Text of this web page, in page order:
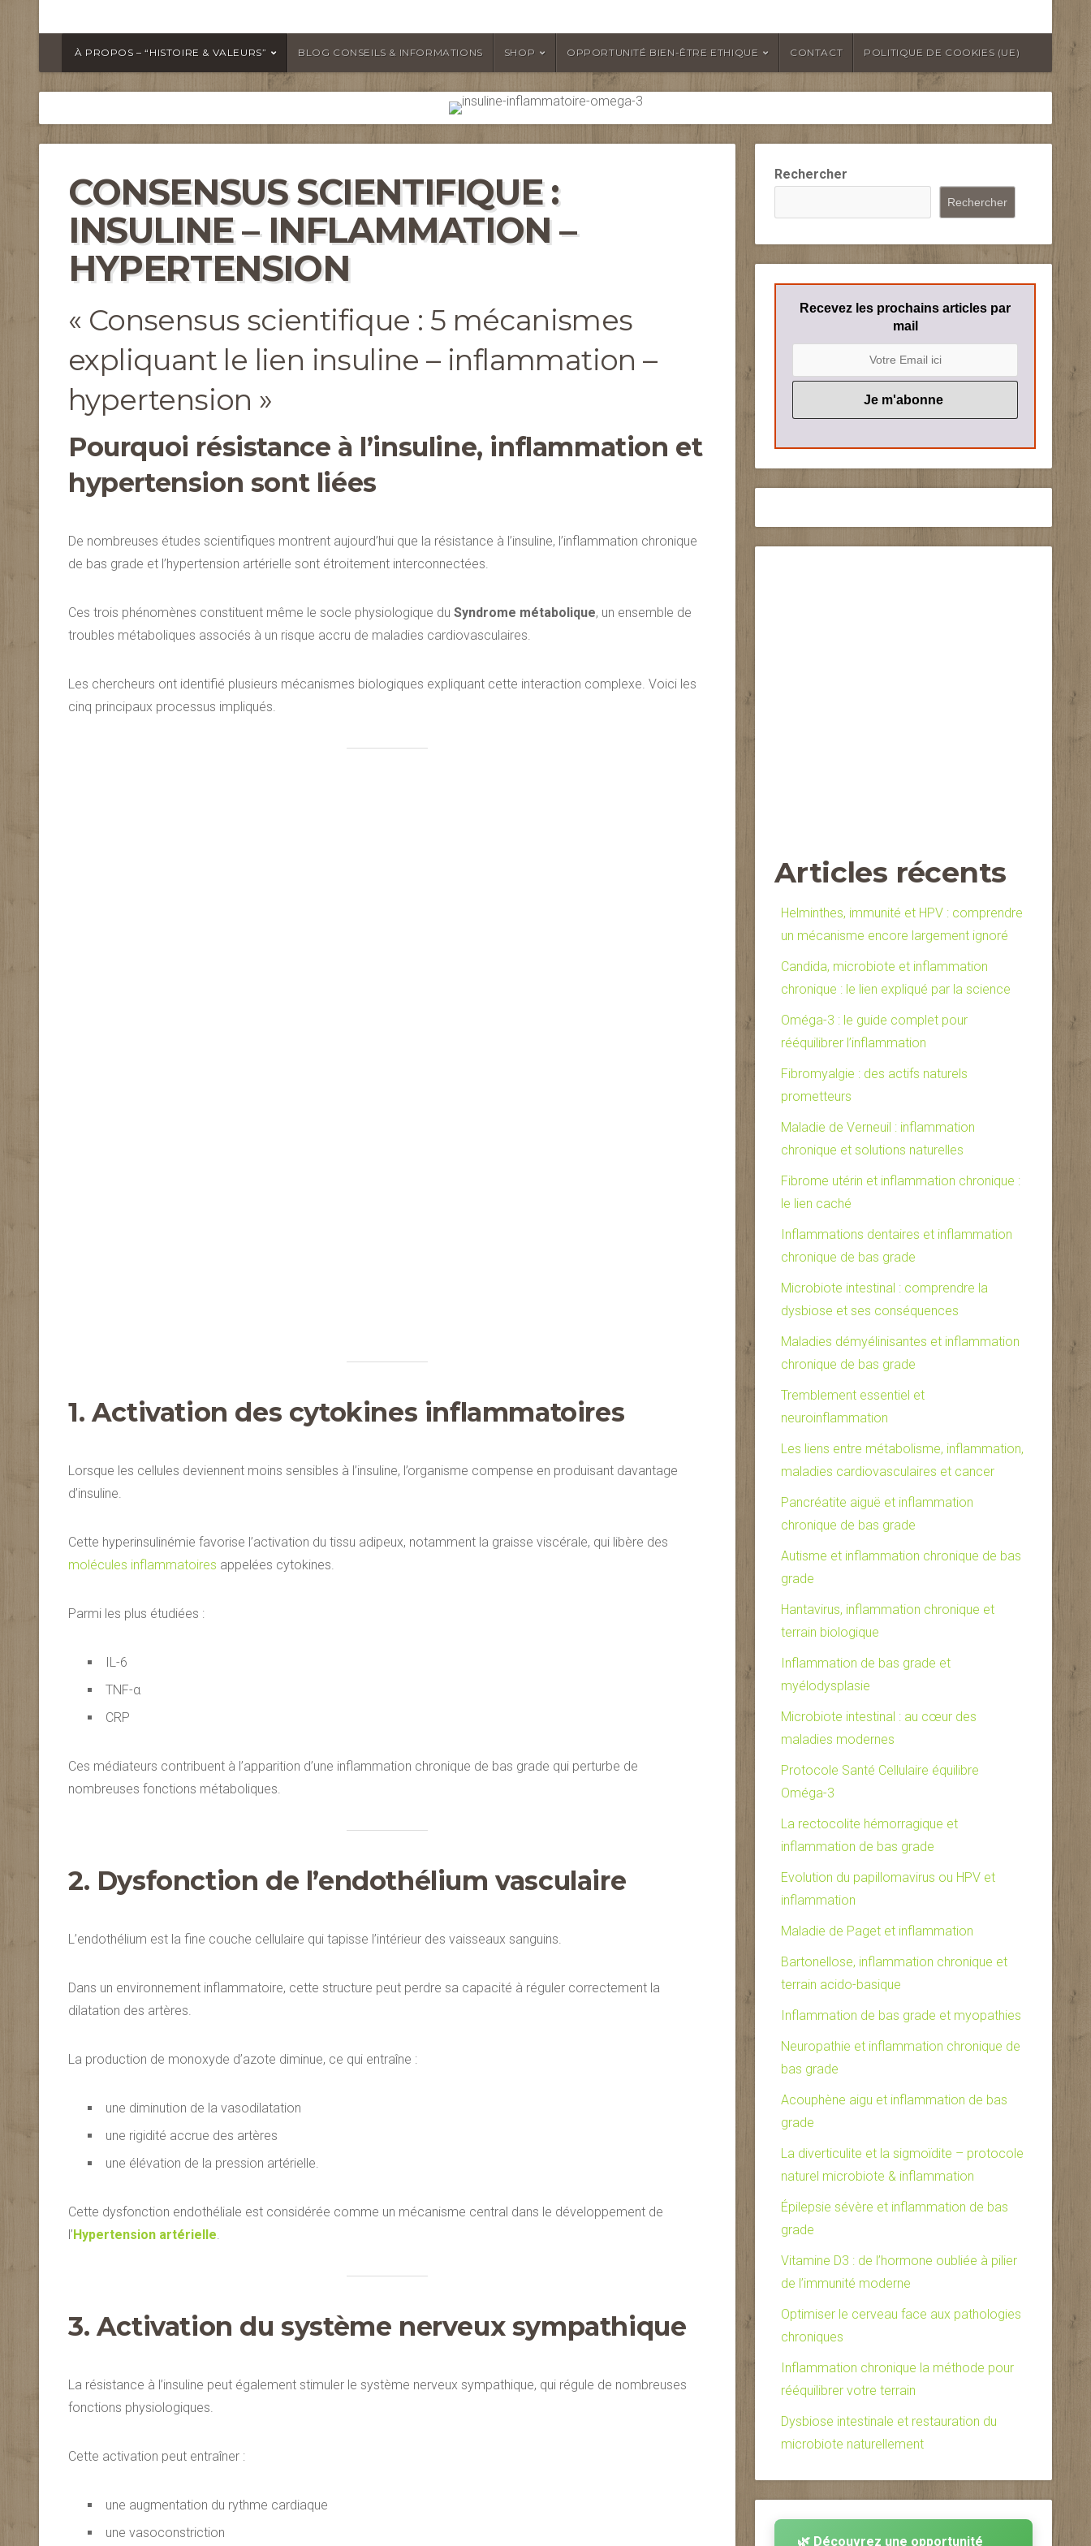
À PROPOS – “HISTOIRE & VALEURS” BLOG CONSEILS & INFORMATIONS SHOP OPPORTUNITÉ BIEN-ÊTRE ETHIQUE CONTACT POLITIQUE DE COOKIES (UE)
CONSENSUS SCIENTIFIQUE :
INSULINE – INFLAMMATION –
HYPERTENSION
« Consensus scientifique : 5 mécanismes
expliquant le lien insuline – inflammation –
hypertension »
Pourquoi résistance à l’insuline, inflammation et
hypertension sont liées
De nombreuses études scientifiques montrent aujourd’hui que la résistance à l’insuline, l’inflammation chronique
de bas grade et l’hypertension artérielle sont étroitement interconnectées.
Ces trois phénomènes constituent même le socle physiologique du Syndrome métabolique, un ensemble de
troubles métaboliques associés à un risque accru de maladies cardiovasculaires.
Les chercheurs ont identifié plusieurs mécanismes biologiques expliquant cette interaction complexe. Voici les
cinq principaux processus impliqués.
1. Activation des cytokines inflammatoires
Lorsque les cellules deviennent moins sensibles à l’insuline, l’organisme compense en produisant davantage
d’insuline.
Cette hyperinsulinémie favorise l’activation du tissu adipeux, notamment la graisse viscérale, qui libère des
molécules inflammatoires appelées cytokines.
Parmi les plus étudiées :
IL-6
TNF-α
CRP
Ces médiateurs contribuent à l’apparition d’une inflammation chronique de bas grade qui perturbe de
nombreuses fonctions métaboliques.
2. Dysfonction de l’endothélium vasculaire
L’endothélium est la fine couche cellulaire qui tapisse l’intérieur des vaisseaux sanguins.
Dans un environnement inflammatoire, cette structure peut perdre sa capacité à réguler correctement la
dilatation des artères.
La production de monoxyde d’azote diminue, ce qui entraîne :
une diminution de la vasodilatation
une rigidité accrue des artères
une élévation de la pression artérielle.
Cette dysfonction endothéliale est considérée comme un mécanisme central dans le développement de
l’Hypertension artérielle.
3. Activation du système nerveux sympathique
La résistance à l’insuline peut également stimuler le système nerveux sympathique, qui régule de nombreuses
fonctions physiologiques.
Cette activation peut entraîner :
une augmentation du rythme cardiaque
une vasoconstriction
Rechercher
Rechercher
Recevez les prochains articles par
mail
Articles récents
Helminthes, immunité et HPV : comprendre
un mécanisme encore largement ignoré
Candida, microbiote et inflammation
chronique : le lien expliqué par la science
Oméga-3 : le guide complet pour
rééquilibrer l’inflammation
Fibromyalgie : des actifs naturels
prometteurs
Maladie de Verneuil : inflammation
chronique et solutions naturelles
Fibrome utérin et inflammation chronique :
le lien caché
Inflammations dentaires et inflammation
chronique de bas grade
Microbiote intestinal : comprendre la
dysbiose et ses conséquences
Maladies démyélinisantes et inflammation
chronique de bas grade
Tremblement essentiel et
neuroinflammation
Les liens entre métabolisme, inflammation,
maladies cardiovasculaires et cancer
Pancréatite aiguë et inflammation
chronique de bas grade
Autisme et inflammation chronique de bas
grade
Hantavirus, inflammation chronique et
terrain biologique
Inflammation de bas grade et
myélodysplasie
Microbiote intestinal : au cœur des
maladies modernes
Protocole Santé Cellulaire équilibre
Oméga-3
La rectocolite hémorragique et
inflammation de bas grade
Evolution du papillomavirus ou HPV et
inflammation
Maladie de Paget et inflammation
Bartonellose, inflammation chronique et
terrain acido-basique
Inflammation de bas grade et myopathies
Neuropathie et inflammation chronique de
bas grade
Acouphène aigu et inflammation de bas
grade
La diverticulite et la sigmoïdite – protocole
naturel microbiote & inflammation
Épilepsie sévère et inflammation de bas
grade
Vitamine D3 : de l’hormone oubliée à pilier
de l’immunité moderne
Optimiser le cerveau face aux pathologies
chroniques
Inflammation chronique la méthode pour
rééquilibrer votre terrain
Dysbiose intestinale et restauration du
microbiote naturellement
🌿 Découvrez une opportunité